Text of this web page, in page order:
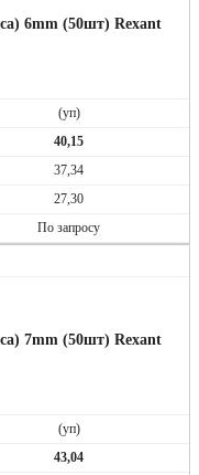
6mm (50шт) Rexant
(уп)
40,15
37,34
27,30
По запросу
7mm (50шт) Rexant
(уп)
43,04